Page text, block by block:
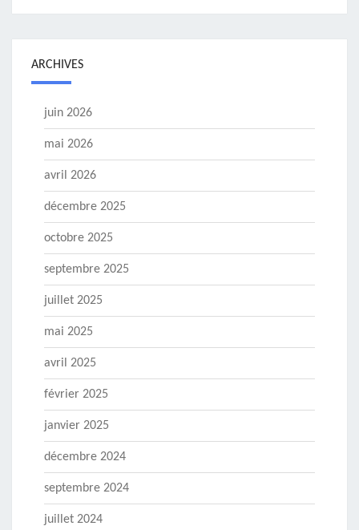
ARCHIVES
juin 2026
mai 2026
avril 2026
décembre 2025
octobre 2025
septembre 2025
juillet 2025
mai 2025
avril 2025
février 2025
janvier 2025
décembre 2024
septembre 2024
juillet 2024